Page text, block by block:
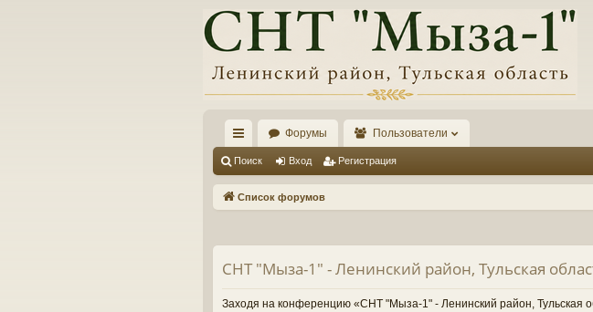
с
ы
и
Форумы Пользователи
Поиск Вход Регистрация
Список форумов
СНТ "Мыза-1" - Ленинский район, Тульская
Заходя на конференцию «СНТ "Мыза-1" - Ленинский район,